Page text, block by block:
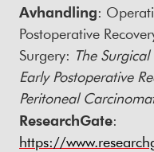
Avhandling:
Postoperative
Surgery: The
Early Postoperative
Peritoneal
ResearchGate:
https://